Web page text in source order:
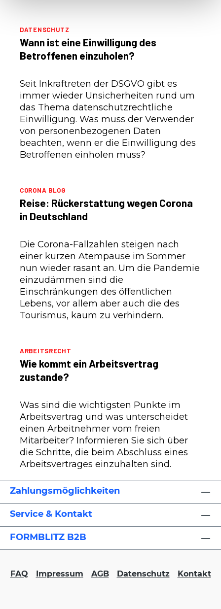
DATENSCHUTZ
Wann ist eine Einwilligung des
Betroffenen einzuholen?
Seit Inkraftreten der DSGVO gibt es
immer wieder Unsicherheiten rund um
das Thema datenschutzrechtliche
Einwilligung. Was muss der Verwender
von personenbezogenen Daten
beachten, wenn er die Einwilligung des
Betroffenen einholen muss?
CORONA BLOG
Reise: Rückerstattung wegen Corona
in Deutschland
Die Corona-Fallzahlen steigen nach
einer kurzen Atempause im Sommer
nun wieder rasant an. Um die Pandemie
einzudämmen sind die
Einschränkungen des öffentlichen
Lebens, vor allem aber auch die des
Tourismus, kaum zu verhindern.
ARBEITSRECHT
Wie kommt ein Arbeitsvertrag
zustande?
Was sind die wichtigsten Punkte im
Arbeitsvertrag und was unterscheidet
einen Arbeitnehmer vom freien
Mitarbeiter? Informieren Sie sich über
die Schritte, die beim Abschluss eines
Arbeitsvertrages einzuhalten sind.
Zahlungsmöglichkeiten
Service & Kontakt
FORMBLITZ B2B
FAQ Impressum AGB Datenschutz Kontakt